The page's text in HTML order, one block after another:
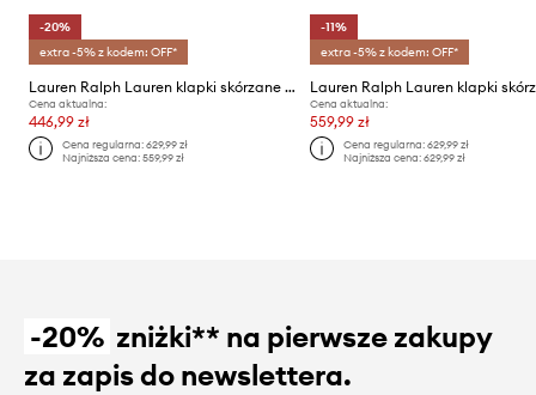
-20%
extra -5% z kodem: OFF*
Lauren Ralph Lauren klapki skórzane Blaike Slide
Cena aktualna:
446,99 zł
Cena regularna:629,99 zł
Najniższa cena:559,99 zł
-11%
extra -5% z kodem: OFF*
Cena aktualna:
559,99 zł
Cena regularna: 629,99 zł
Najniższa cena: 629,99 zł
-20% zniżki** na pierwsze zakupy
za zapis do newslettera.